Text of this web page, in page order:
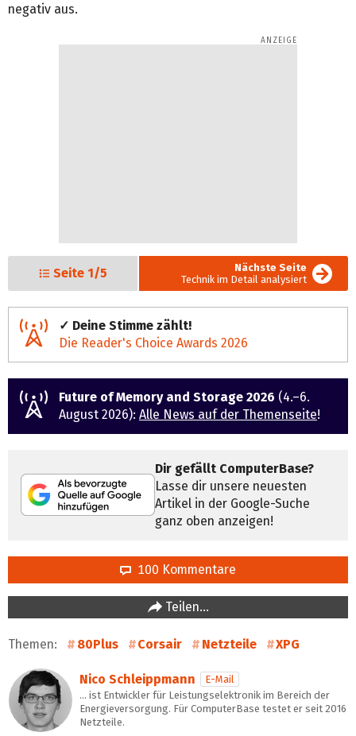
negativ aus.
Seite 1/5
Nächste Seite
Technik im Detail analysiert
✓ Deine Stimme zählt!
Die Reader's Choice Awards 2026
Future of Memory and Storage 2026 (4.–6.
August 2026): Alle News auf der Themenseite!
Dir gefällt ComputerBase?
Lasse dir unsere neuesten
Artikel in der Google-Suche
ganz oben anzeigen!
100 Kommentare
Teilen…
Themen: 80Plus Corsair Netzteile XPG
Nico Schleippmann
E-Mail
… ist Entwickler für Leistungselektronik im Bereich der
Energieversorgung. Für ComputerBase testet er seit 2016
Netzteile.